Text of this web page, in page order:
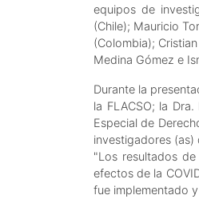
equipos de
(Chile); Mauricio
(Colombia);
Medina Gómez e
Durante la
la FLACSO; la
Especial de
investigadores (as)
"Los resultados
efectos de la
fue implementado